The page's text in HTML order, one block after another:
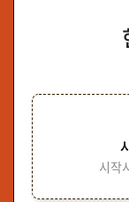
시작